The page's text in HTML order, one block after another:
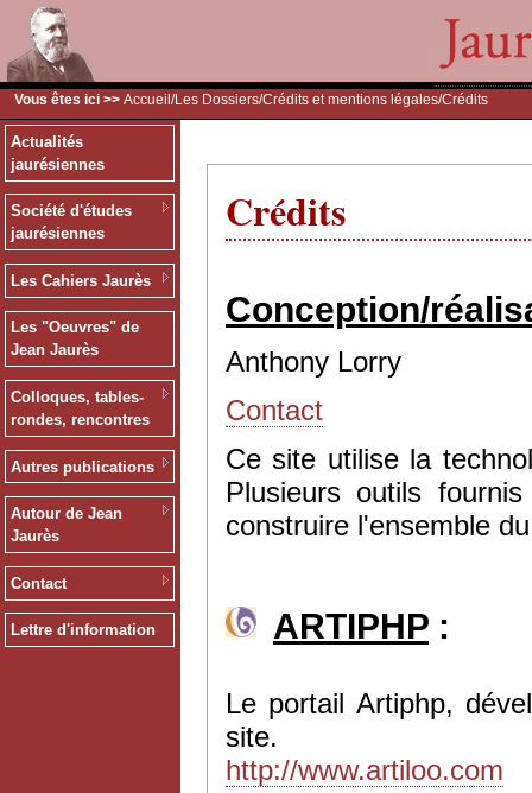
Vous êtes ici >> Accueil /Les Dossiers/Crédits et mentions légales/Crédits
Actualités
jaurésiennes
Société d'études
jaurésiennes
Les Cahiers Jaurès
Les "Oeuvres" de
Jean Jaurès
Colloques, tables-
rondes, rencontres
Autres publications
Autour de Jean
Jaurès
Contact
Lettre d'information
Crédits
Conception/
Anthony Lorry
Contact
Ce site utilise la
Plusieurs outils
construire l'ensemble
ARTIPHP :
Le portail Artiphp,
site.
http://www.artiloo.com